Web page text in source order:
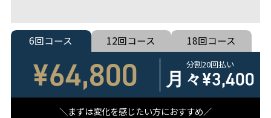
6回コース 12回コース 18回コース
¥64,800 分割20回払い
月々¥3,400
まずは変化を感じたい方におすすめ